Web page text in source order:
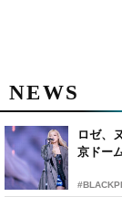
NEWS
ロゼ、
京ドー